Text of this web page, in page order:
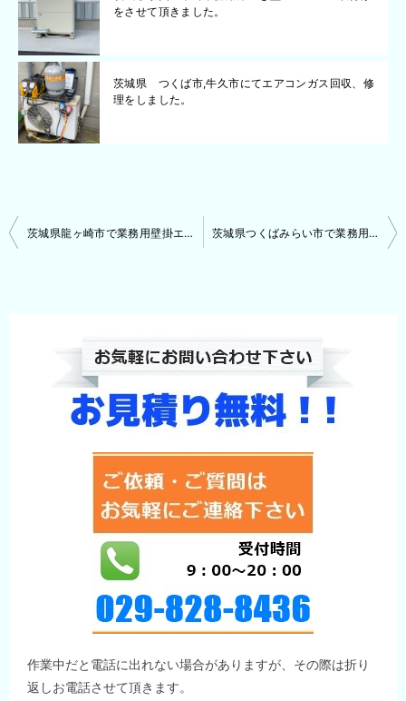
をさせて頂きました。
茨城県 つくば市,牛久市にてエアコンガス回収、修
理をしました。
投
稿
茨城県龍ヶ崎市で業務用壁掛エアコンの取付けをさせて頂きました。 茨城県つくばみらい市で業務用床置きエアコンの取付けをさせて頂きました。
作業中だと電話に出れない場合がありますが、その際は折り
返しお電話させて頂きます。